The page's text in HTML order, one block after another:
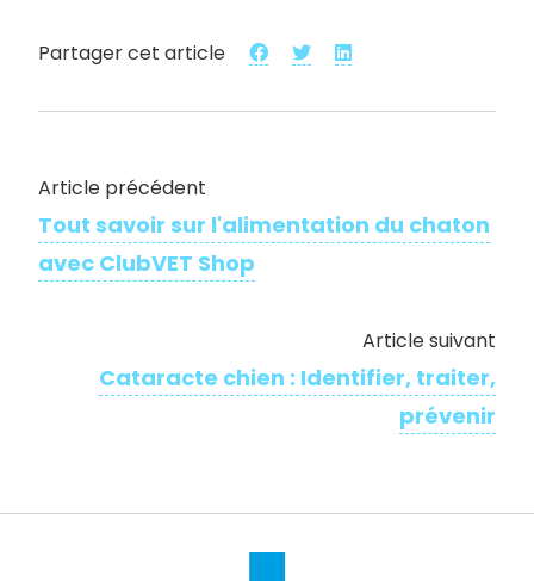
Partager cet article
Article précédent
Tout savoir sur l'​alimentation du chaton
avec ClubVET Shop
Article suivant
Cataracte chien : Identifier, traiter,
prévenir